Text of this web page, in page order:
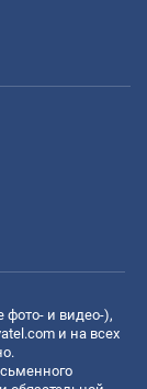
фото- и видео-),
и на всех